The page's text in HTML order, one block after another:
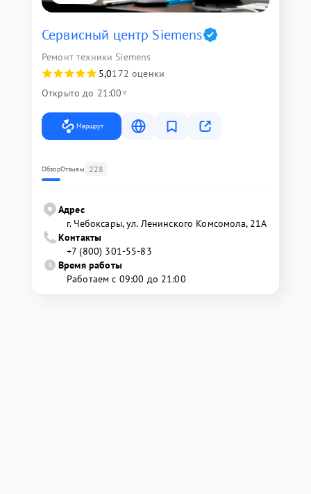
Сервисный центр Siemens
Ремонт техники Siemens
5,0172 оценки
Открыто до 21:00
Маршрут
ОбзорОтзывы 228
Адрес
г. Чебоксары, ул. Ленинского Комсомола, 21А
Контакты
+7 (800) 301-55-83
Время работы
Работаем с 09:00 до 21:00